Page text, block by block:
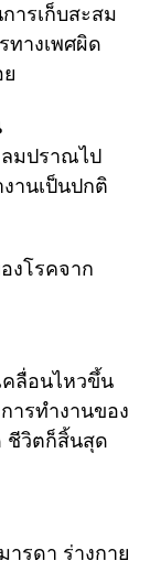
ารเก็บสะสม
ทางเพศผิด
ลมปราณไป
านเป็นปกติ
งโรคจาก
คลื่อนไหวขึ้น
ารทำงานของ
ชีวิตก็สิ้นสุด
รดา ร่างกาย